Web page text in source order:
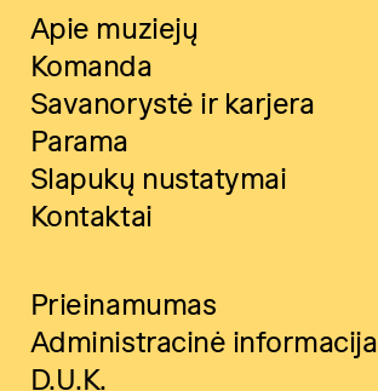
Apie muziejų
Komanda
Savanorystė ir karjera
Parama
Slapukų nustatymai
Kontaktai
Prieinamumas
Administracinė informacija
D.U.K.